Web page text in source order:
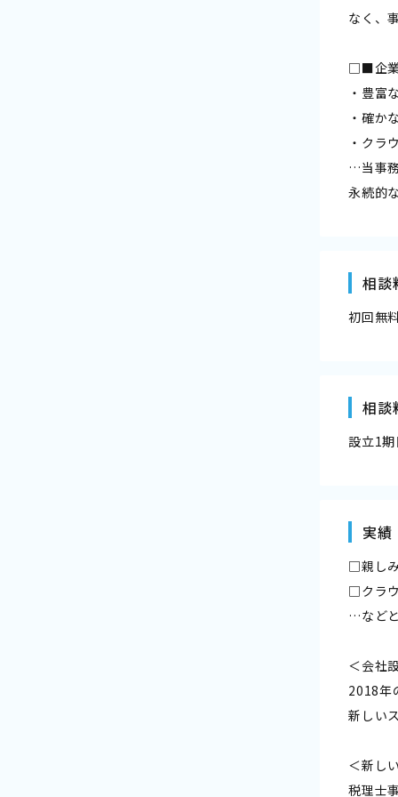
なく、
□■企
・豊富
・確か
・クラ
…当事
永続的
相談
初回無
相談
設立1
実績
□親し
□クラ
…など
＜会社
2018年
新しい
＜新し
税理士